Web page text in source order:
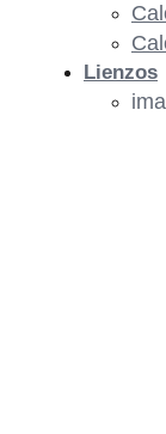
Lienzos